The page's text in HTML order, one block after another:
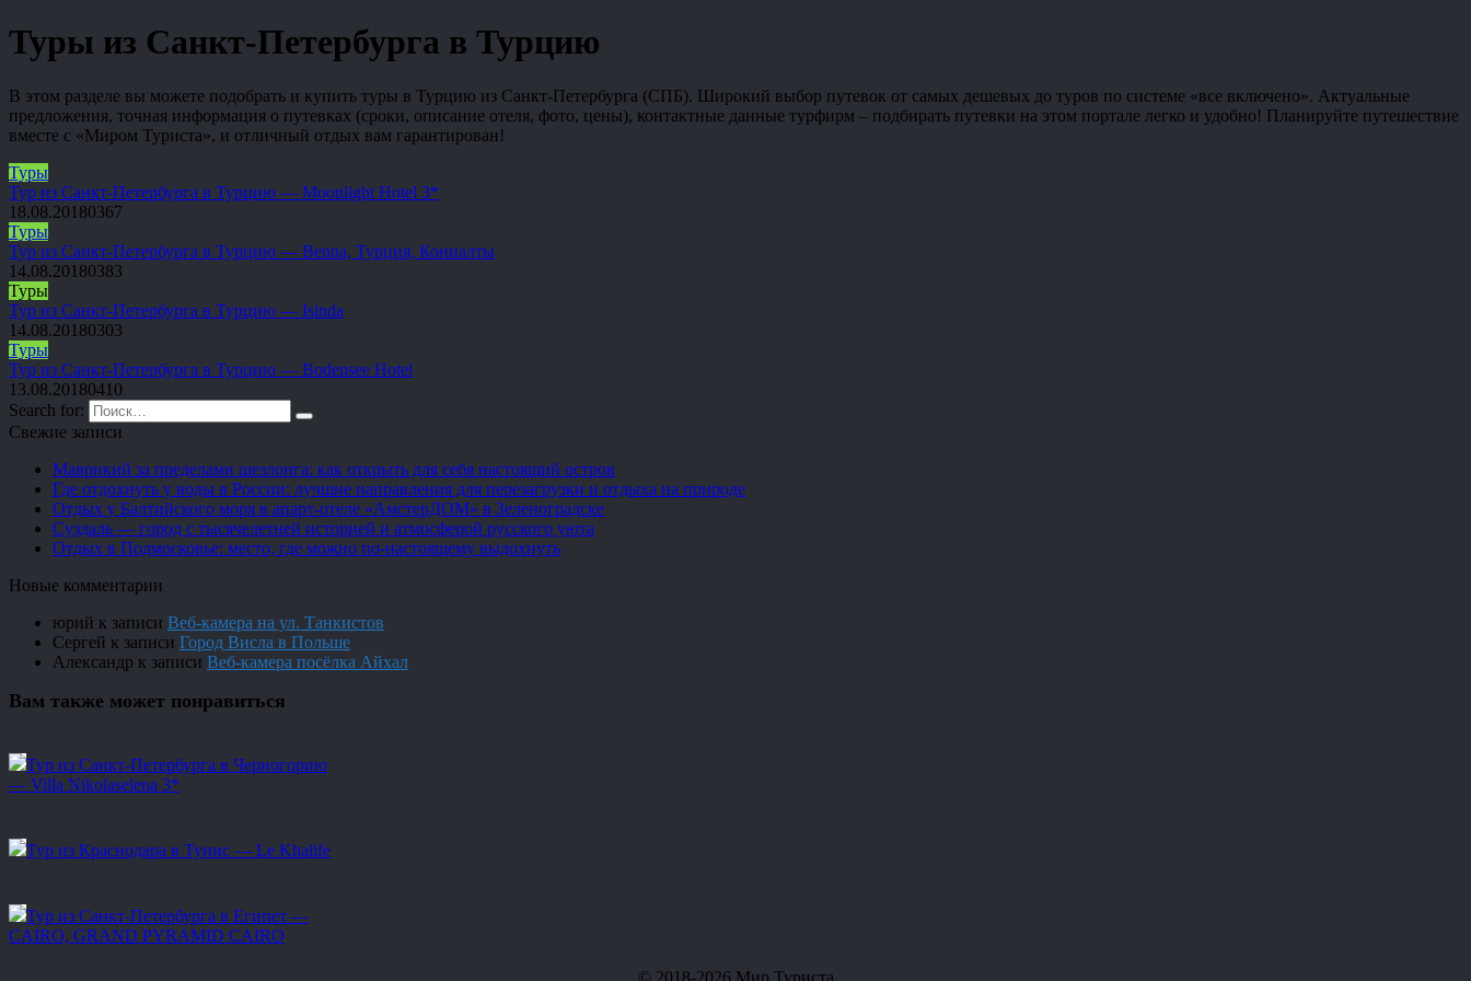
Туры из Санкт-Петербурга в Турцию
В этом разделе вы можете подобрать и купить туры в Турцию из Санкт-Петербурга (СПБ). Широкий выбор путевок от самых дешевых до туров по системе «все включено». Актуальные
предложения, точная информация о путевках (сроки, описание отеля, фото, цены), контактные данные турфирм – подбирать путевки на этом портале легко и удобно! Планируйте путешествие
вместе с «Миром Туриста», и отличный отдых вам гарантирован!
Туры
Тур из Санкт-Петербурга в Турцию — Moonlight Hotel 3*
18.08.20180367
Туры
Тур из Санкт-Петербурга в Турцию — Benna, Турция, Кониалты
14.08.20180383
Туры
Тур из Санкт-Петербурга в Турцию — Isinda
14.08.20180303
Туры
Тур из Санкт-Петербурга в Турцию — Bodensee Hotel
13.08.20180410
Search for:
Свежие записи
Маврикий за пределами шезлонга: как открыть для себя настоящий остров
Где отдохнуть у воды в России: лучшие направления для перезагрузки и отдыха на природе
Отдых у Балтийского моря в апарт-отеле «АмстерДОМ» в Зеленоградске
Суздаль — город с тысячелетней историей и атмосферой русского уюта
Отдых в Подмосковье: место, где можно по-настоящему выдохнуть
Новые комментарии
юрий к записи Веб-камера на ул. Танкистов
Сергей к записи Город Висла в Польше
Александр к записи Веб-камера посёлка Айхал
Вам также может понравиться
Тур из Санкт-Петербурга в Черногорию
— Villa Nikolaselena 3*
Тур из Краснодара в Тунис — Le Khalife
Тур из Санкт-Петербурга в Египет —
CAIRO, GRAND PYRAMID CAIRO